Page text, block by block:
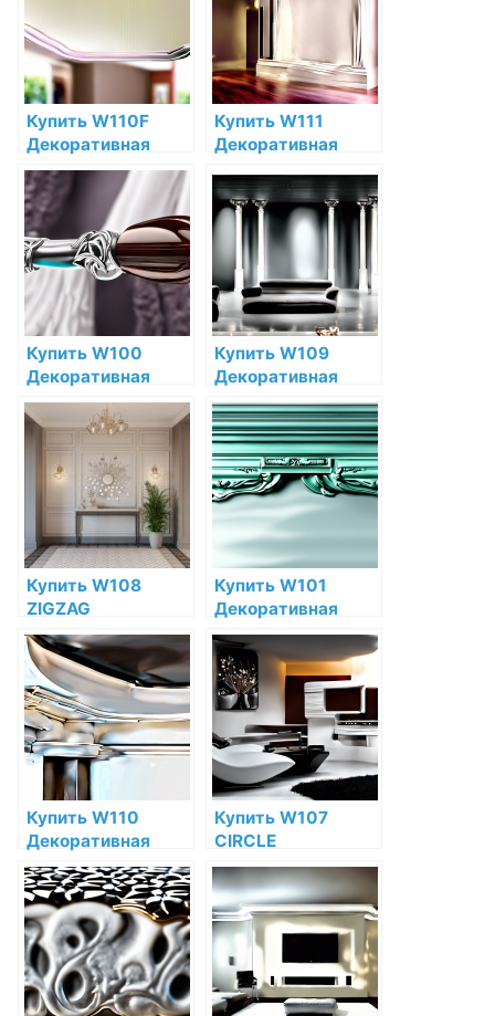
цене в интернет-
магазине
Orac Decor по
низкой цене в
интернет-
магазине
Купить W110F
Декоративная
панель гибкая Orac
Decor Hill
Полиуретан Orac
Decor по низкой
цене в интернет-
магазине
Купить W111
Декоративная
Bar Полиуретан
Orac Decor по
низкой цене в
интернет-
магазине
Купить W100
Декоративная
панель Rombus
Orac Decor
Полиуретан Orac
Decor по низкой
цене в интернет-
магазине
Купить W109
Декоративная
панель Orac Decor
Valley Полиуретан
Orac Decor по
низкой цене в
интернет-
магазине
Купить W108
ZIGZAG
Декоративная
панель Orac Decor
Полиуретан Orac
Decor по низкой
цене в интернет-
магазине
Купить W101
Декоративная
панель Trapezium
Orac Decor
Полиуретан Orac
Decor по низкой
цене в интернет-
магазине
Купить W110
Декоративная
панель Orac Decor
Hill Полиуретан
Orac Decor по
низкой цене в
интернет-
магазине
Купить W107
CIRCLE
Декоративная
панель Orac Decor
Полиуретан Orac
Decor по низкой
цене в интернет-
магазине